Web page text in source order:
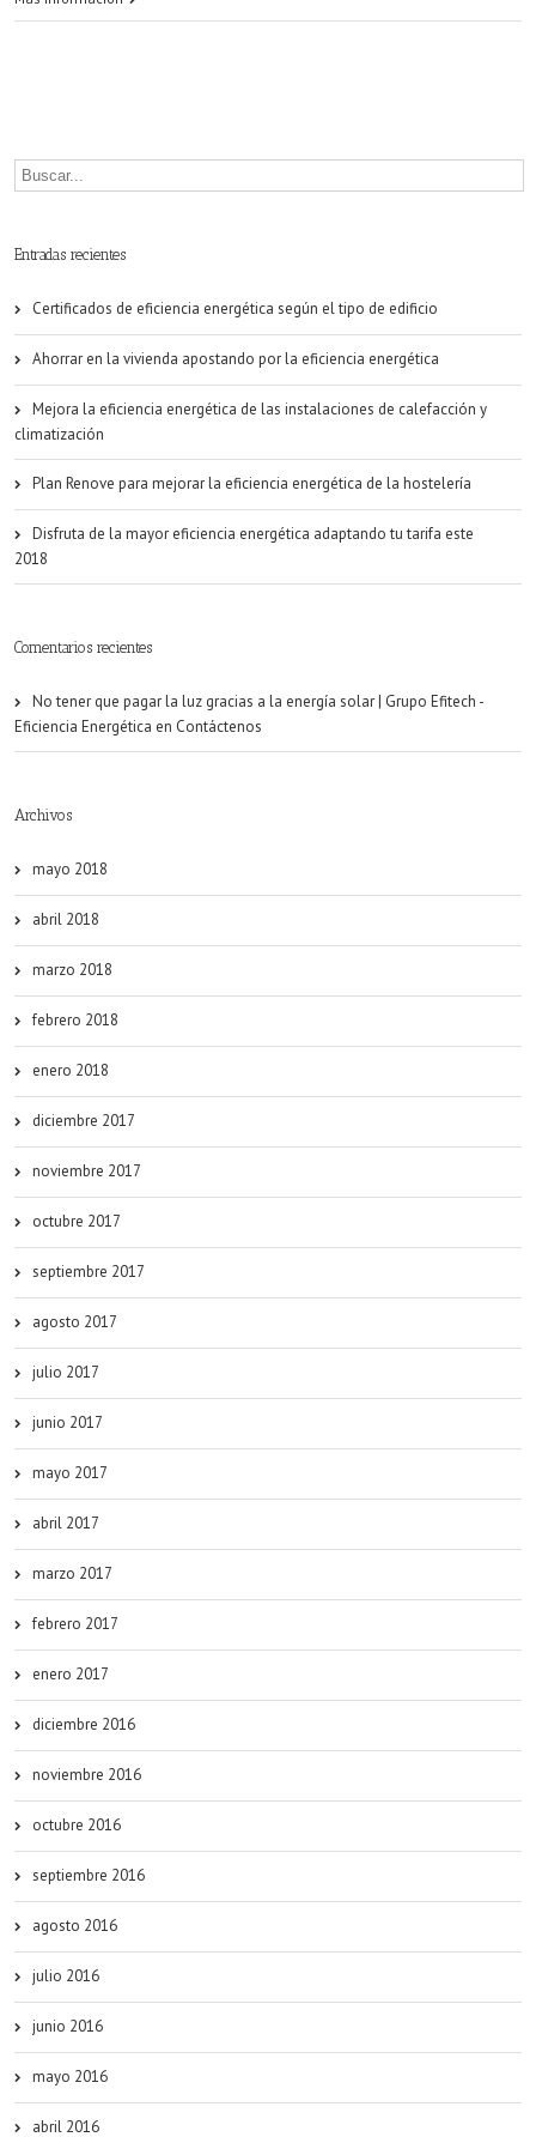
energética
Zaragoza
y
energía?
Entradas recientes
Certificados de eficiencia energética según el tipo de edificio
Ahorrar en la vivienda apostando por la eficiencia energética
Mejora la eficiencia energética de las instalaciones de calefacción y
climatización
Plan Renove para mejorar la eficiencia energética de la hostelería
Disfruta de la mayor eficiencia energética adaptando tu tarifa este
2018
Comentarios recientes
No tener que pagar la luz gracias a la energía solar | Grupo Efitech -
Eficiencia Energética en Contáctenos
Archivos
mayo 2018
abril 2018
marzo 2018
febrero 2018
enero 2018
diciembre 2017
noviembre 2017
octubre 2017
septiembre 2017
agosto 2017
julio 2017
junio 2017
mayo 2017
abril 2017
marzo 2017
febrero 2017
enero 2017
diciembre 2016
noviembre 2016
octubre 2016
septiembre 2016
agosto 2016
julio 2016
junio 2016
mayo 2016
abril 2016